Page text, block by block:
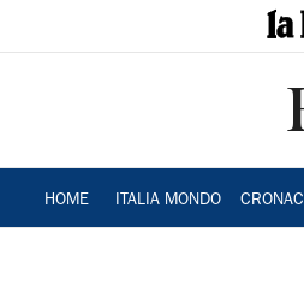
HOME ITALIA MONDO